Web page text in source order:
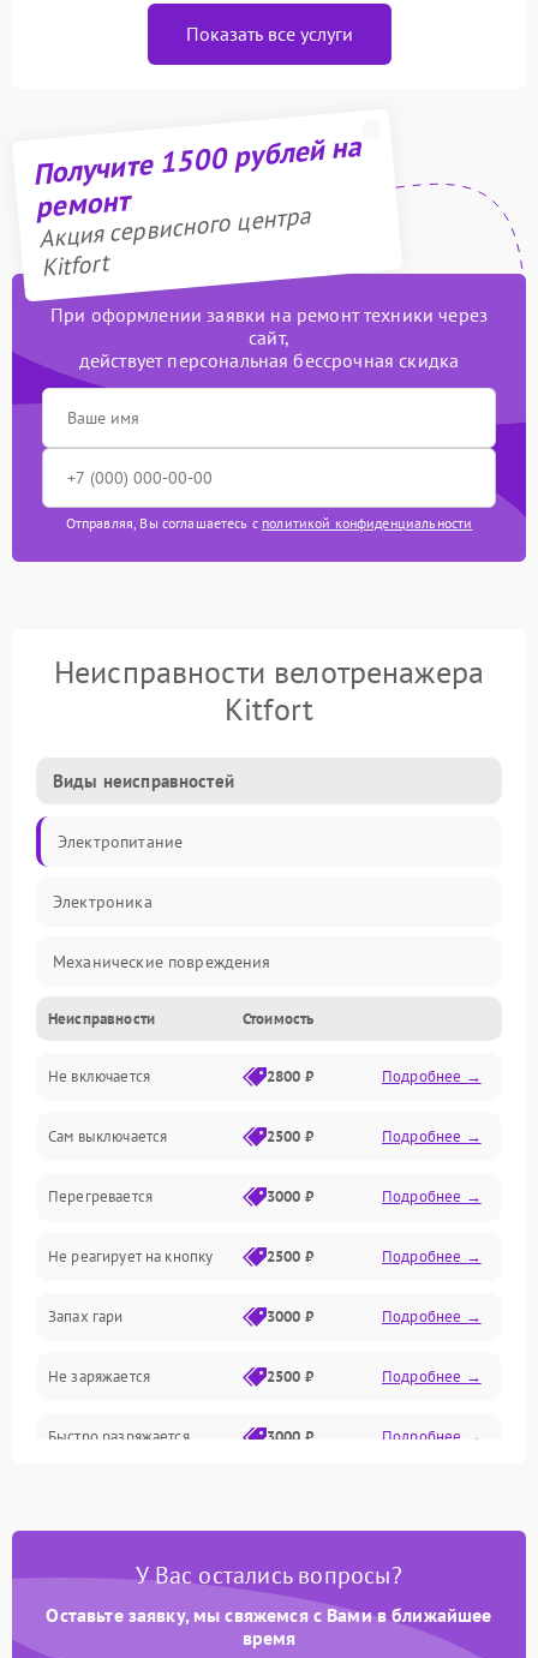
Показать все услуги
Получите 1500 рублей на
ремонт
Акция сервисного центра
Kitfort
При оформлении заявки на ремонт техники через
сайт,
действует персональная бессрочная скидка
Отправляя, Вы соглашаетесь с политикой конфиденциальности
Неисправности велотренажера
Kitfort
Виды неисправностей
Электропитание
Электроника
Механические повреждения
Управление
Механика
Привод/Магнитная система
Механические/Электроника
Оптика
Неисправности Стоимость
Не включается 2800 ₽ Подробнее →
Сам выключается 2500 ₽ Подробнее →
Перегревается 3000 ₽ Подробнее →
Не реагирует на кнопку 2500 ₽ Подробнее →
Запах гари 3000 ₽ Подробнее →
Не заряжается 2500 ₽ Подробнее →
Быстро разряжается 3000 ₽ Подробнее →
У Вас остались вопросы?
Оставьте заявку, мы свяжемся с Вами в ближайшее
время